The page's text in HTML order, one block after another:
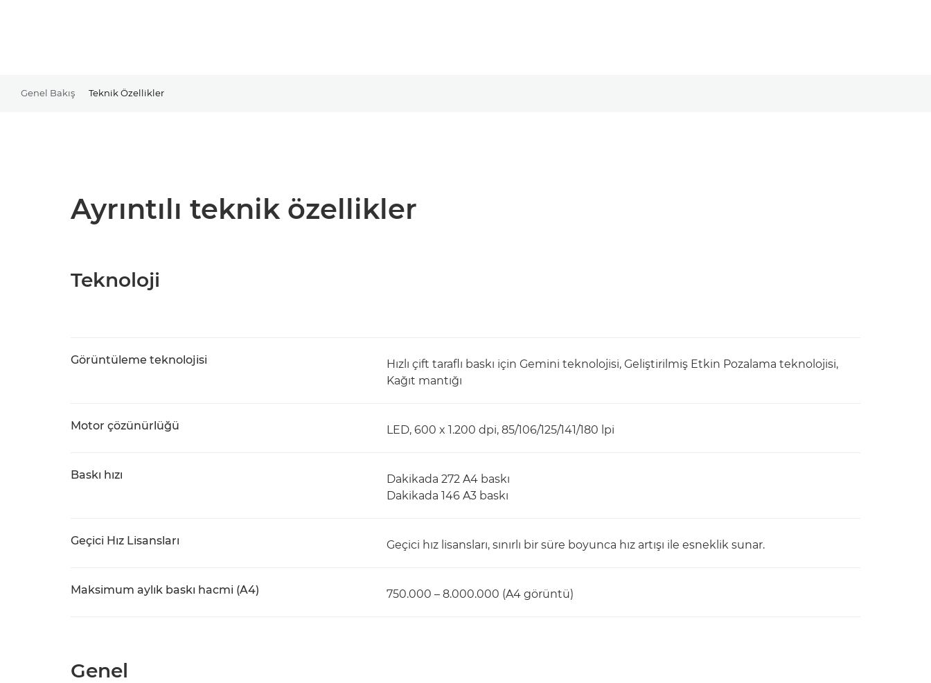
Genel Bakış Teknik Özellikler
Ayrıntılı teknik özellikler
Teknoloji
Görüntüleme teknolojisi
Hızlı çift taraflı baskı için Gemini teknolojisi, Geliştirilmiş Etkin Pozalama teknolojisi,
Kağıt mantığı
Motor çözünürlüğü LED, 600 x 1.200 dpi, 85/106/125/141/180 lpi
Baskı hızı
Dakikada 272 A4 baskı
Dakikada 146 A3 baskı
Geçici Hız Lisansları Geçici hız lisansları, sınırlı bir süre boyunca hız artışı ile esneklik sunar.
Maksimum aylık baskı hacmi (A4) 750.000 – 8.000.000 (A4 görüntü)
Genel